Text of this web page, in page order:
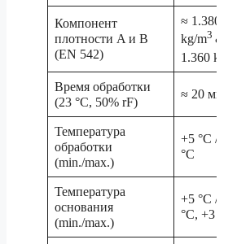
Компонент
плотности A и B
(EN 542)
≈ 1.380
kg/m3 & ≈
1.360 kg/m
Время обработки
(23 °C, 50% rF)
≈ 20 минут
Температура
обработки
(min./max.)
+5 °C / +35
°C
Температура
основания
(min./max.)
+5 °C / +35
°C, +3 °C